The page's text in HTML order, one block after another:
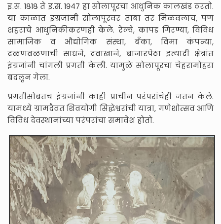
इ.स. १८१८ ते इ.स. १९४७ हा सोलापूरचा आधुनिक कालखंड ठरतो.
या काळात इंग्रजांनी सोलापूरवर ताबा तर मिळवलाच, पण
शहराचे आधुनिकीकरणही केले. रेल्वे, कापड गिरण्या, विविध
सामाजिक व औद्योगिक संस्था, बँका, विमा कंपन्या,
दळणवळणाची साधने, दवाखाने, बाजारपेठा इत्यादी क्षेत्रांत
इंग्रजांनी चांगली प्रगती केली. यामुळे सोलापूरचा चेहरामोहरा
बदलून गेला.
प्रगतीसोबतच इंग्रजांनी काही प्राचीन परंपरांचेही जतन केले.
यामध्ये ग्रामदैवत शिवयोगी सिद्धेश्वरांची यात्रा, गणेशोत्सव आणि
विविध देवस्थानांच्या परंपरांचा समावेश होतो.